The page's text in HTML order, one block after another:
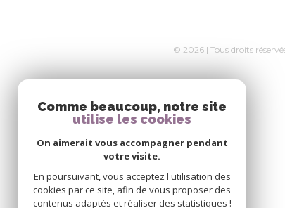
© 2026 | Tous droits
Comme beaucoup, notre site
utilise les cookies
On aimerait vous accompagner pendant
votre visite.
En poursuivant, vous acceptez l'utilisation des
cookies par ce site, afin de vous proposer des
contenus adaptés et réaliser des statistiques !